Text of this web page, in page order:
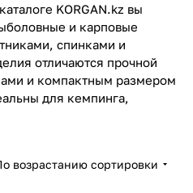
KORGAN.kz вы
и карповые
спинками и
отличаются прочной
и компактным размером
для кемпинга,
возрастанию сортировки